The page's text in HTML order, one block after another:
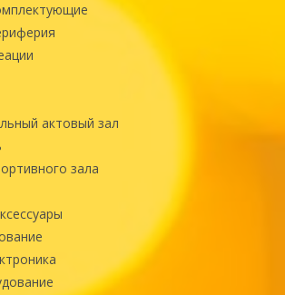
актовый зал
зала